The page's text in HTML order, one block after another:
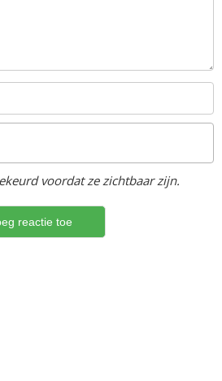
voordat ze zichtbaar zijn.